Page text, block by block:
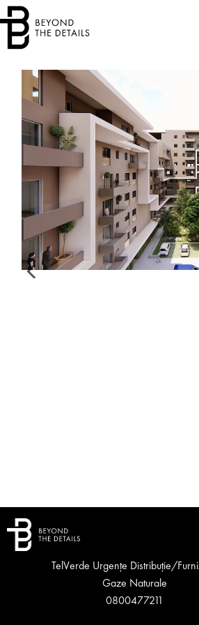
TelVerde Urgențe Distribuție/
Gaze Naturale
0800477211